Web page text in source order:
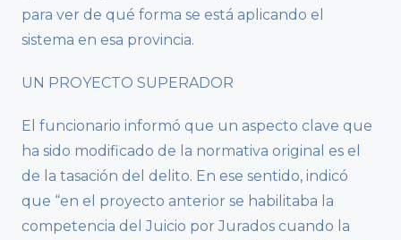
para ver de qué forma se está aplicando el
sistema en esa provincia.
UN PROYECTO SUPERADOR
El funcionario informó que un aspecto clave que
ha sido modificado de la normativa original es el
de la tasación del delito. En ese sentido, indicó
que “en el proyecto anterior se habilitaba la
competencia del Juicio por Jurados cuando la